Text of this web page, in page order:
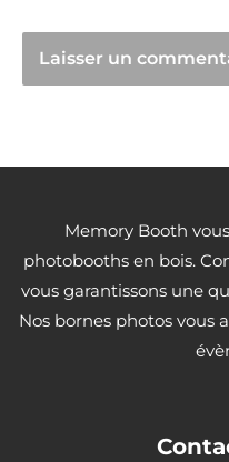
Memory Booth
photobooths en bois.
vous garantissons une
Nos bornes photos vous